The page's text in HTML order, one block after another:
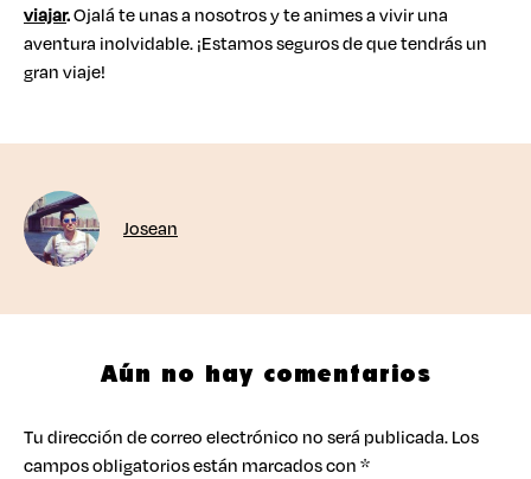
viajar.Ojalá te unas a nosotros y te animes a vivir una
aventura inolvidable. ¡Estamos seguros de que tendrás un
gran viaje!
Josean
Aún no hay comentarios
Tu dirección de correo electrónico no será publicada.Los
campos obligatorios están marcados con*